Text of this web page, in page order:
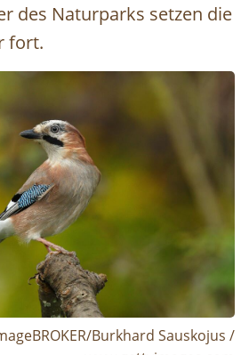
des Naturparks setzen die
fort.
Burkhard Sauskojus /